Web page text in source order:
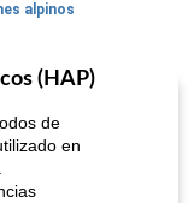
alpinos
(HAP)
de
en